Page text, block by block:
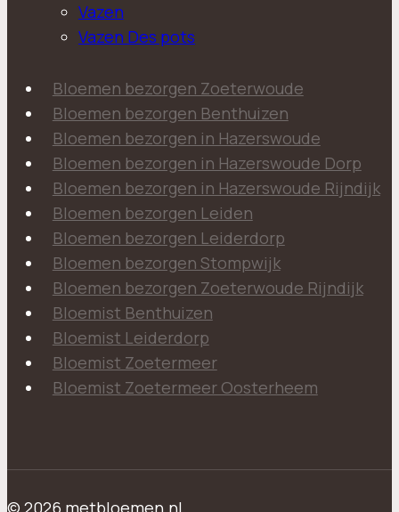
Vazen
Vazen Des pots
Bloemen bezorgen Zoeterwoude
Bloemen bezorgen Benthuizen
Bloemen bezorgen in Hazerswoude
Bloemen bezorgen in Hazerswoude Dorp
Bloemen bezorgen in Hazerswoude Rijndijk
Bloemen bezorgen Leiden
Bloemen bezorgen Leiderdorp
Bloemen bezorgen Stompwijk
Bloemen bezorgen Zoeterwoude Rijndijk
Bloemist Benthuizen
Bloemist Leiderdorp
Bloemist Zoetermeer
Bloemist Zoetermeer Oosterheem
© 2026 metbloemen.nl